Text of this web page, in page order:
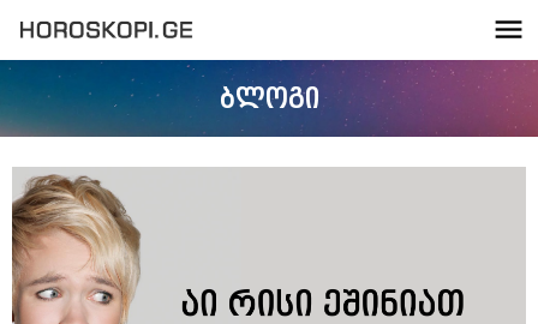
ბლოგი